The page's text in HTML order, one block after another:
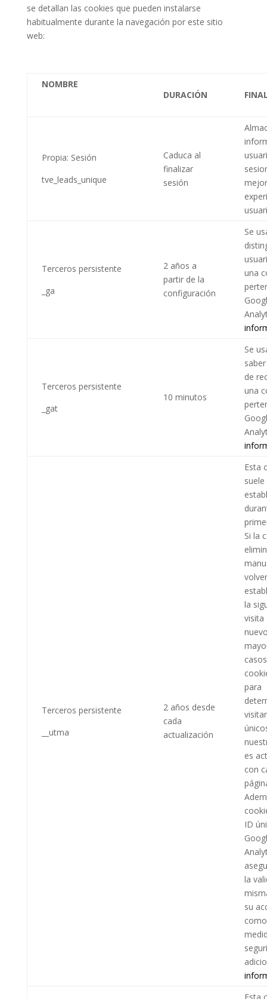
se detallan las cookies que pueden instalarse
habitualmente durante la navegación por este sitio
web:
NOMBRE
DURACIÓN
Propia: Sesión
tve_leads_unique
Caduca al
finalizar
sesión
Terceros persistente
_ga
2 años a
partir de la
configuración
Se
una
Terceros persistente
_gat
10 minutos
Se
de
una
Terceros persistente
__utma
2 años desde
cada
actualización
Esta
suele
Si la
la
visita
para
es
con
ID
la
su